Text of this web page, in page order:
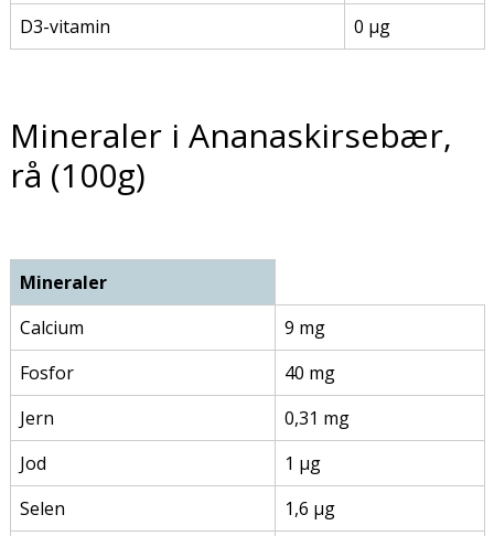
D3-vitamin
0 µg
Mineraler i Ananaskirsebær,
rå (100g)
Mineraler
Calcium
9 mg
Fosfor
40 mg
Jern
0,31 mg
Jod
1 µg
Selen
1,6 µg